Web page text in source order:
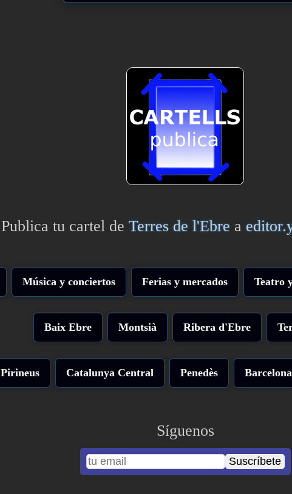
Publica tu cartel deTerres de l'Ebre a
Música y conciertos Ferias y mercados Teatro
Baix Ebre Montsià Ribera d'Ebre
Pirineus Catalunya Central Penedès Barcelona
Síguenos
Suscríbete